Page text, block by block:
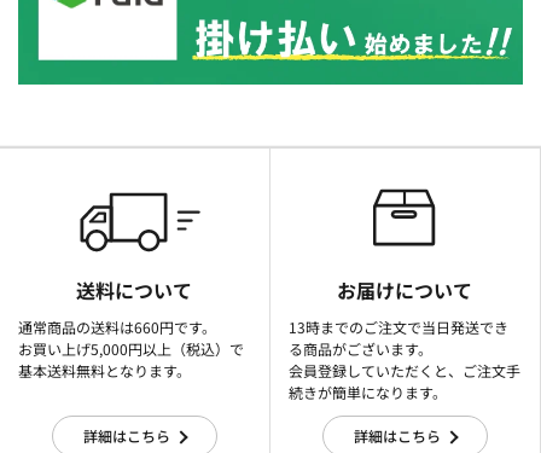
送料について
通常商品の送料は660円です。
お買い上げ5,000円以上（税込）で
基本送料無料となります。
詳細はこちら
お届けについて
13時までのご注文で当日発送でき
る商品がございます。
会員登録していただくと、ご注文手
続きが簡単になります。
詳細はこちら